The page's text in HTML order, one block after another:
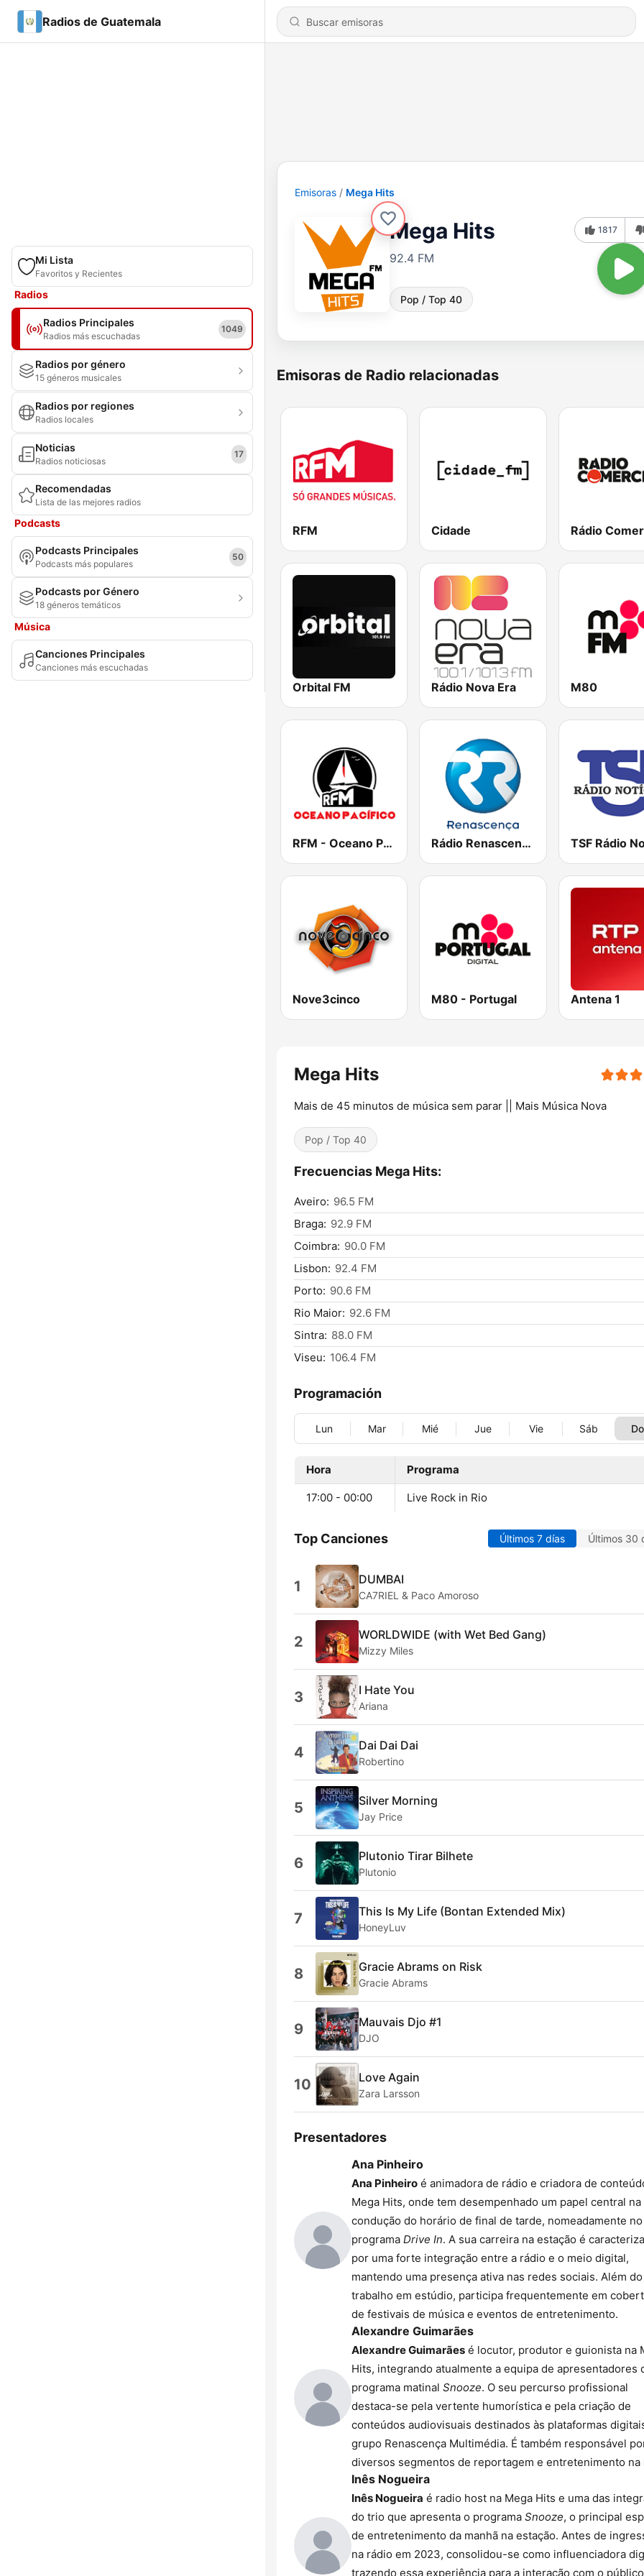
Radios de Guatemala
Mi Lista
Favoritos y Recientes
Radios
Radios Principales
Radios más escuchadas
1049
Radios por género
15 géneros musicales
Radios por regiones
Radios locales
Noticias
Radios noticiosas
17
Recomendadas
Lista de las mejores radios
Podcasts
Podcasts Principales
Podcasts más populares
50
Podcasts por Género
18 géneros temáticos
Música
Canciones Principales
Canciones más escuchadas
Emisoras Mega Hits
Mega Hits
92.4 FM
Pop / Top 40
1817
Emisoras de Radio relacionadas
RFM Cidade Rádio
Orbital FM Rádio Nova Era M80
RFM - Oceano Pacífico Online Rádio Renascença
Nove3cinco M80 - Portugal Antena 1
Mega Hits
Mais de 45 minutos de música sem parar || Mais Música Nova
Pop / Top 40
Frecuencias Mega Hits:
Aveiro: 96.5 FM
Braga: 92.9 FM
Coimbra: 90.0 FM
Lisbon: 92.4 FM
Porto: 90.6 FM
Rio Maior: 92.6 FM
Sintra: 88.0 FM
Viseu: 106.4 FM
Programación
Lun Mar Mié Jue Vie Sáb
Hora Programa
17:00 - 00:00 Live Rock in Rio
Top Canciones Últimos 7 días Últimos 30
1 DUMBAI
CA7RIEL & Paco Amoroso
2 WORLDWIDE (with Wet Bed Gang)
Mizzy Miles
3 I Hate You
Ariana
4 Dai Dai Dai
Robertino
5 Silver Morning
Jay Price
6 Plutonio Tirar Bilhete
Plutonio
7 This Is My Life (Bontan Extended Mix)
HoneyLuv
8 Gracie Abrams on Risk
Gracie Abrams
9 Mauvais Djo #1
DJO
10 Love Again
Zara Larsson
Presentadores
Ana Pinheiro
Ana Pinheiro é animadora de rádio e criadora de
Mega Hits, onde tem desempenhado um papel central na
condução do horário de final de tarde, nomeadamente no
programa Drive In. A sua carreira na estação é
por uma forte integração entre a rádio e o meio digital,
mantendo uma presença ativa nas redes sociais. Além
trabalho em estúdio, participa frequentemente em
de festivais de música e eventos de entretenimento.
Alexandre Guimarães
Alexandre Guimarães é locutor, produtor e guionista na
Hits, integrando atualmente a equipa de apresentadores
programa matinal Snooze. O seu percurso profissional
destaca-se pela vertente humorística e pela criação de
conteúdos audiovisuais destinados às plataformas
grupo Renascença Multimédia. É também responsável
diversos segmentos de reportagem e entretenimento na
Inês Nogueira
Inês Nogueira é radio host na Mega Hits e uma das
do trio que apresenta o programa Snooze, o principal
de entretenimento da manhã na estação. Antes de
na rádio em 2023, consolidou-se como influenciadora
trazendo essa experiência para a interação com o público